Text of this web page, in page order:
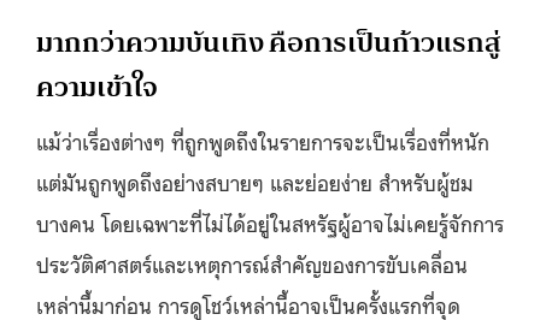
มากกว่าความบันเทิง คือการเป็นก้าวแรกสู่
ความเข้าใจ
แม้ว่าเรื่องต่างๆ ที่ถูกพูดถึงในรายการจะเป็นเรื่องที่หนัก
แต่มันถูกพูดถึงอย่างสบายๆ และย่อยง่าย สำหรับผู้ชม
บางคน โดยเฉพาะที่ไม่ได้อยู่ในสหรัฐผู้อาจไม่เคยรู้จักการ
ประวัติศาสตร์และเหตุการณ์สำคัญของการขับเคลื่อน
เหล่านี้มาก่อน การดูโชว์เหล่านี้อาจเป็นครั้งแรกที่จุด